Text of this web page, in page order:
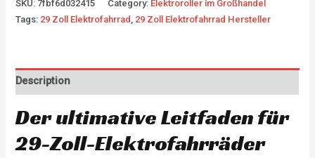
SKU: 7fbf6d032415 Category: Elektroroller im Großhandel
Tags: 29 Zoll Elektrofahrrad 29 Zoll Elektrofahrrad Hersteller
Description
Der ultimative Leitfaden für
29-Zoll-Elektrofahrräder